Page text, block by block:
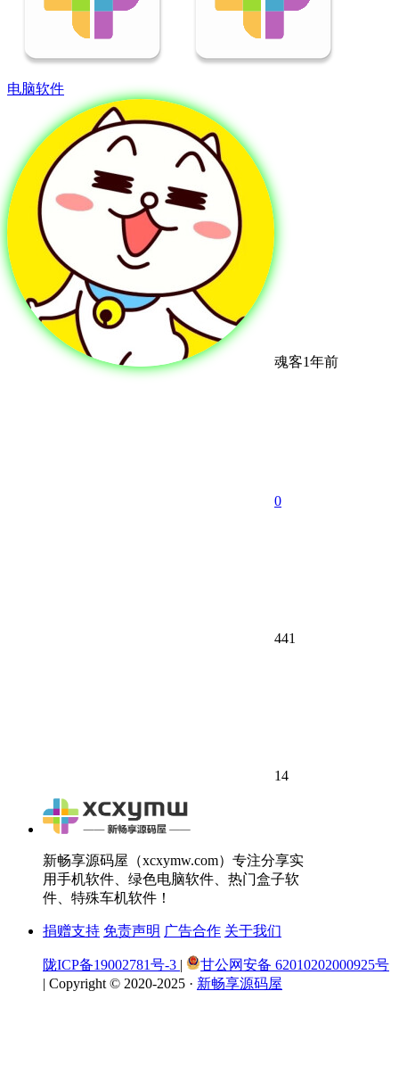
电脑软件
魂客1年前
0
441
14
新畅享源码屋（xcxymw.com）专注分享实
用手机软件、绿色电脑软件、热门盒子软
件、特殊车机软件！
捐赠支持 免责声明 广告合作 关于我们
陇ICP备19002781号-3 |
甘公网安备 62010202000925号
| Copyright © 2020-2025 · 新畅享源码屋